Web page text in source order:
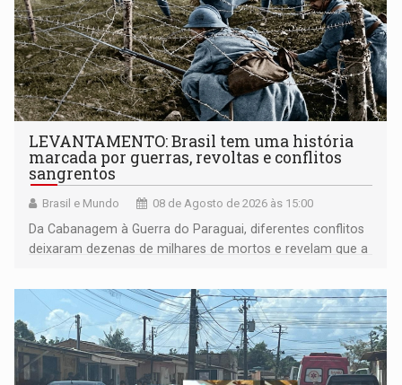
LEVANTAMENTO: Brasil tem uma história
marcada por guerras, revoltas e conflitos
sangrentos
Brasil e Mundo 08 de Agosto de 2026 às 15:00
Da Cabanagem à Guerra do Paraguai, diferentes conflitos
deixaram dezenas de milhares de mortos e revelam que a
territoriais e sociais